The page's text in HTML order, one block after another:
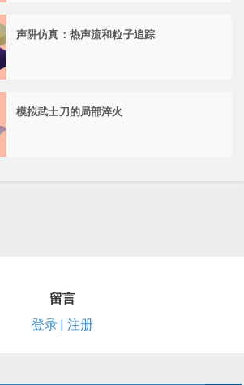
声阱仿真：热声流和粒子追踪
模拟武士刀的局部淬火
留言
登录 | 注册